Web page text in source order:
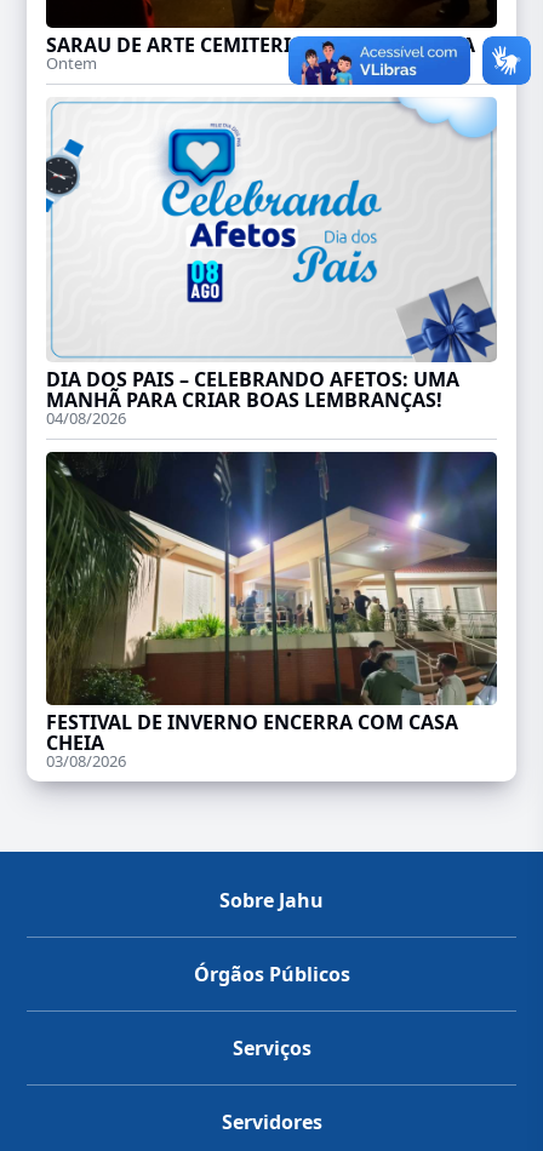
SARAU DE ARTE CEMITERIAL TEM NOVA DATA
Ontem
DIA DOS PAIS – CELEBRANDO AFETOS: UMA
MANHÃ PARA CRIAR BOAS LEMBRANÇAS!
04/08/2026
FESTIVAL DE INVERNO ENCERRA COM CASA
CHEIA
03/08/2026
Sobre Jahu
Órgãos Públicos
Serviços
Servidores